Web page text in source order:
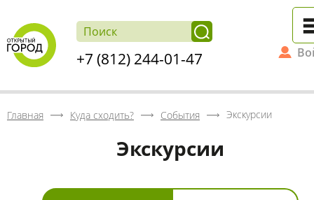
+7 (812) 244-01-47
Главная Куда сходить? События Экскурсии
Экскурсии